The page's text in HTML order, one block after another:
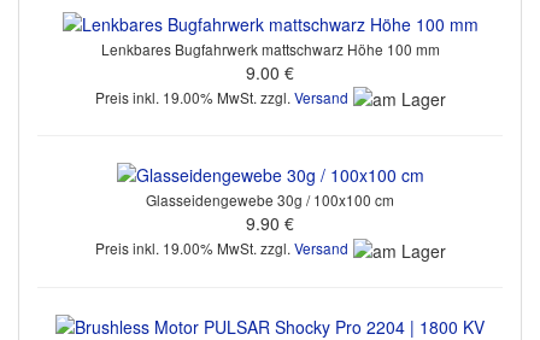
Lenkbares Bugfahrwerk mattschwarz Höhe 100 mm
9.00 €
Preis inkl. 19.00% MwSt. zzgl. Versand
Glasseidengewebe 30g / 100x100 cm
9.90 €
Preis inkl. 19.00% MwSt. zzgl. Versand